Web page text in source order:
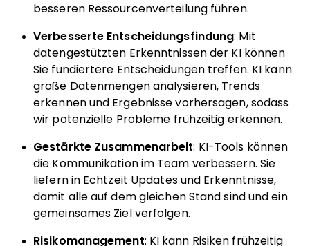
besseren Ressourcenverteilung führen.
Verbesserte Entscheidungsfindung: Mit
datengestützten Erkenntnissen der KI können
Sie fundiertere Entscheidungen treffen. KI kann
große Datenmengen analysieren, Trends
erkennen und Ergebnisse vorhersagen, sodass
wir potenzielle Probleme frühzeitig erkennen.
Gestärkte Zusammenarbeit: KI-Tools können
die Kommunikation im Team verbessern. Sie
liefern in Echtzeit Updates und Erkenntnisse,
damit alle auf dem gleichen Stand sind und ein
gemeinsames Ziel verfolgen.
Risikomanagement: KI kann Risiken frühzeitig